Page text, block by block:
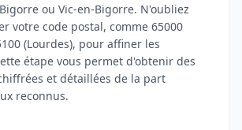
ou Vic-en-Bigorre. N'oubliez
votre code postal, comme 65000
(Lourdes), pour affiner les
étape vous permet d'obtenir des
et détaillées de la part
reconnus.